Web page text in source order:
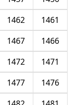
1461
1462
1466
1467
1471
1472
1476
1477